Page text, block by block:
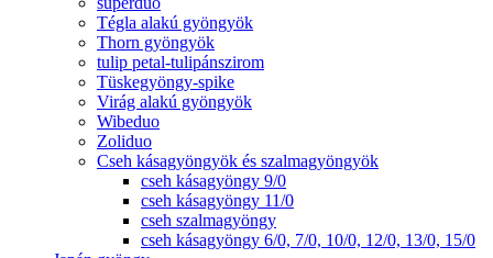
Tégla alakú gyöngyök
Thorn gyöngyök
tulip petal-tulipánszirom
Tüskegyöngy-spike
Virág alakú gyöngyök
Wibeduo
Zoliduo
Cseh kásagyöngyök és szalmagyöngyök
cseh kásagyöngy 9/0
cseh kásagyöngy 11/0
cseh szalmagyöngy
cseh kásagyöngy 6/0, 7/0, 10/0, 12/0, 13/0, 15/0